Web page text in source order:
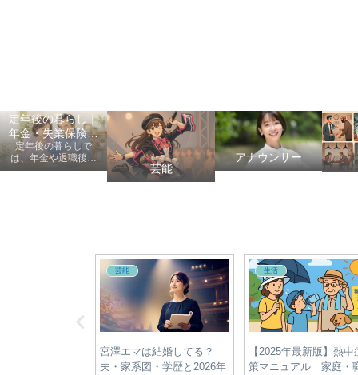
定年後の暮らし｜
年金・失業保険・
健康保険の手続き
定年後の暮らしで
は、年金や退職後の
手続き、健康保険、
芸能
アナウンサー
自転車
自転車利用者必見！青切符
制度と違反行為の罰金一覧
アナウンサー
【2025年最新】宇賀神
が太った？妊娠の噂と